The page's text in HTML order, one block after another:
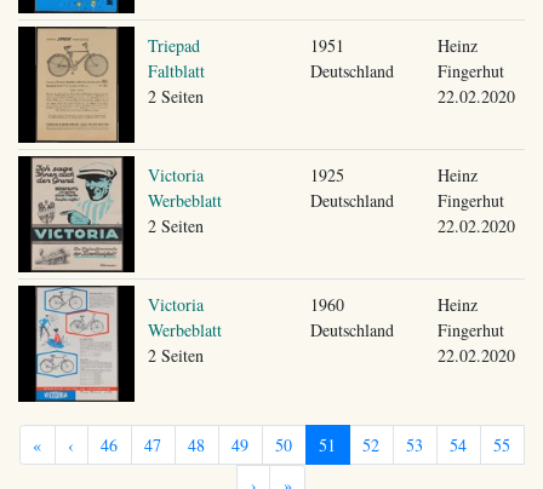
Triepad
Faltblatt
2 Seiten
1951
Deutschland
Heinz
Fingerhut
22.02.2020
Victoria
Werbeblatt
2 Seiten
1925
Deutschland
Heinz
Fingerhut
22.02.2020
Victoria
Werbeblatt
2 Seiten
1960
Deutschland
Heinz
Fingerhut
22.02.2020
« ‹ 46 47 48 49 50 51 52 53 54
55
›
»